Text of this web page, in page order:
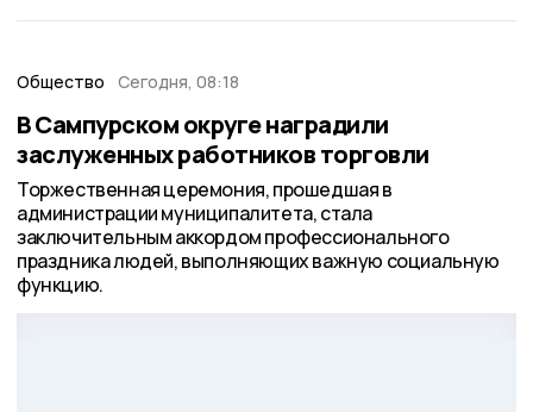
Общество Сегодня, 08:18
В Сампурском округе наградили
заслуженных работников торговли
Торжественная церемония, прошедшая в
администрации муниципалитета, стала
заключительным аккордом профессионального
праздника людей, выполняющих важную социальную
функцию.